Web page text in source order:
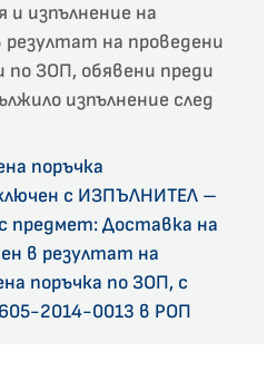
и изпълнение на
резултат на проведени
ЗОП, обявени преди
изпълнение след
поръчка
с ИЗПЪЛНИТЕЛ –
предмет: Доставка на
в резултат на
поръчка по ЗОП, с
2014-0013 в РОП